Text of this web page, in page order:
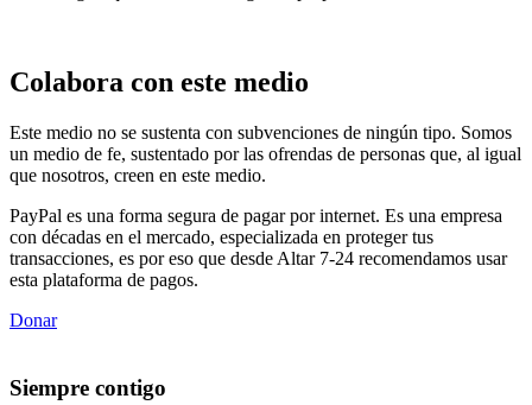
Colabora con este medio
Este medio no se sustenta con subvenciones de ningún tipo. Somos
un medio de fe, sustentado por las ofrendas de personas que, al igual
que nosotros, creen en este medio.
PayPal es una forma segura de pagar por internet. Es una empresa
con décadas en el mercado, especializada en proteger tus
transacciones, es por eso que desde Altar 7-24 recomendamos usar
esta plataforma de pagos.
Donar
Siempre contigo